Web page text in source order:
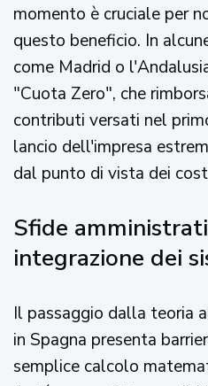
momento è cruciale per
questo beneficio. In
come Madrid o
"Cuota Zero", che
contributi versati nel
lancio dell'impresa
dal punto di vista dei
Sfide
integrazione dei
Il passaggio dalla teoria
in Spagna presenta
semplice calcolo